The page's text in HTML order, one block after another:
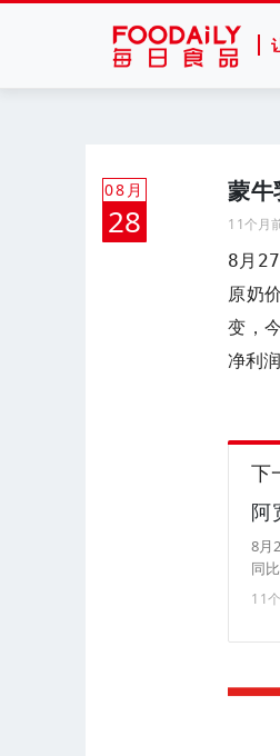
08月
28
蒙牛
11个月
8月
原奶
变，
净利
下
阿
8月
同
11